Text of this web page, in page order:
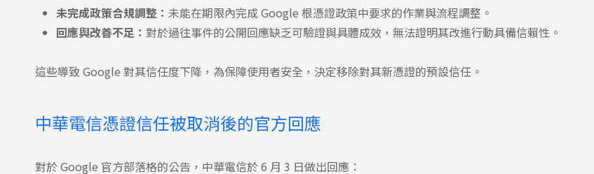
未完成政策合規調整： 未能在期限內完成 Google 根憑證政策中要求的作業與流程調整。
回應與改善不足： 對於過往事件的公開回應缺乏可驗證與具體成效，無法證明其改進行動具備信賴性。
這些導致 Google 對其信任度下降，為保障使用者安全，決定移除對其新憑證的預設信任。
中華電信憑證信任被取消後的官方回應
對於 Google 官方部落格的公告，中華電信於 6 月 3 日做出回應：